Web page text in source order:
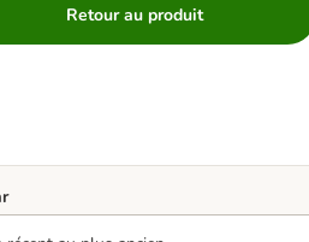
Retour au produit